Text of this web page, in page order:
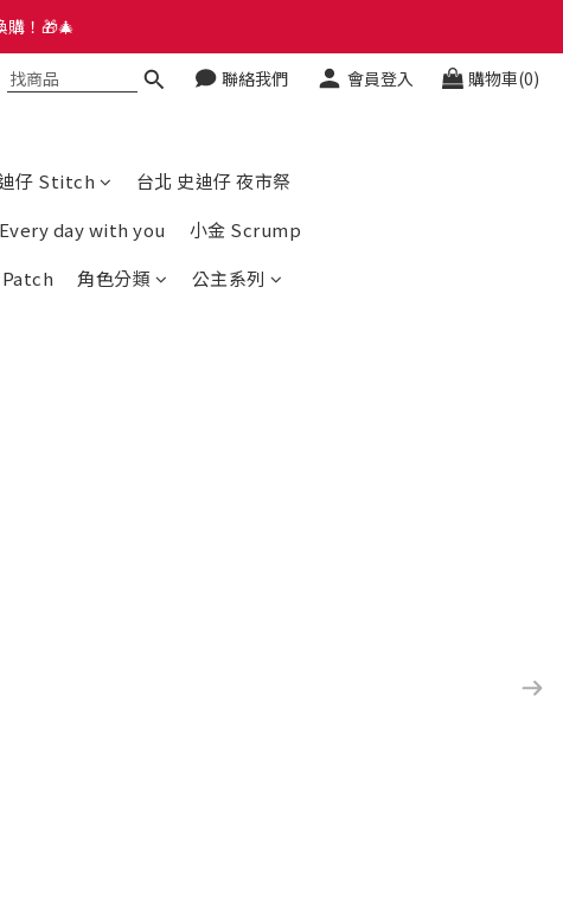
購！🎁🎄
購！🎁🎄
入Whatsapp Group 聯絡我們 會員登入 購物車(0)
仔 Stitch
台北 史迪仔 夜市祭
day with you
小金 Scrump
角色分類 公主系列